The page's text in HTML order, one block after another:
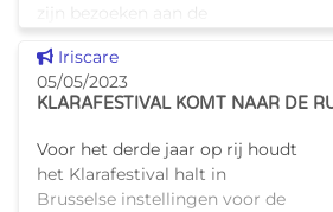
zijn bezoeken aan de
financiert. We nemen je mee
naar Tour & Taxis, op een
steenwor
Dit nieuws tonen
Iriscare
05/05/2023
KLARAFESTIVAL KOMT NAAR DE
Voor het derde jaar op rij houdt
het Klarafestival halt in
Brusselse instellingen voor de